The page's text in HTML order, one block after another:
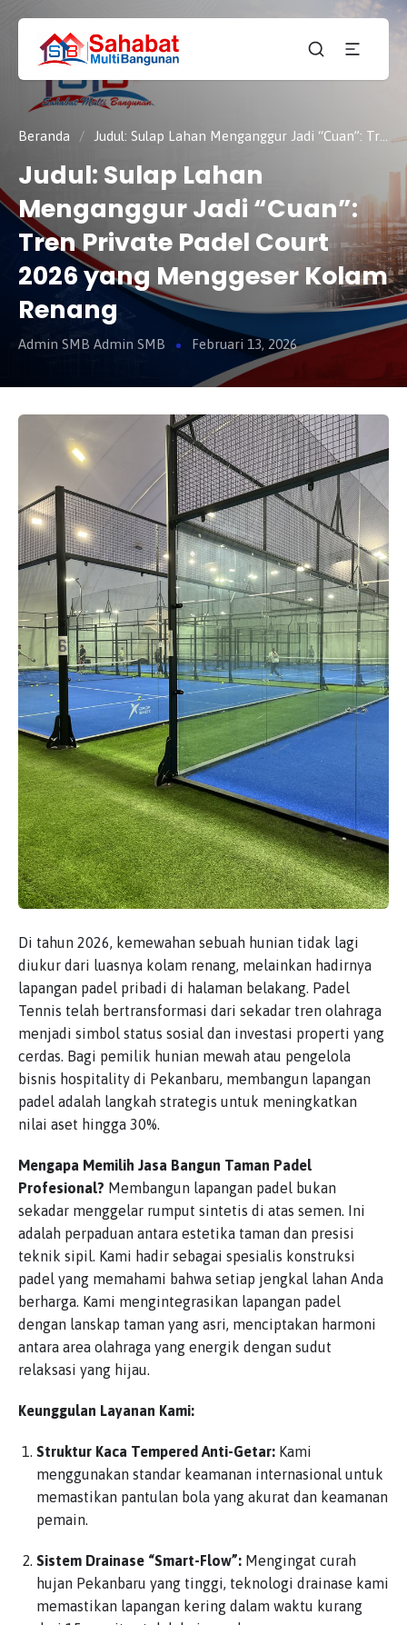
CV.
SAHABAT
MULTI
BANGUNAN
Sahabat
Pembangunan Anda
Beranda / Judul: Sulap Lahan Menganggur Jadi “Cuan”: Tren Private Padel Court 2026 yang Menggeser Kolam Renang
Judul: Sulap Lahan
Menganggur Jadi “Cuan”:
Tren Private Padel Court
2026 yang Menggeser Kolam
Renang
Admin SMB Admin SMB Februari 13, 2026
Di tahun 2026, kemewahan sebuah hunian tidak lagi
diukur dari luasnya kolam renang, melainkan hadirnya
lapangan padel pribadi di halaman belakang. Padel
Tennis telah bertransformasi dari sekadar tren olahraga
menjadi simbol status sosial dan investasi properti yang
cerdas. Bagi pemilik hunian mewah atau pengelola
bisnis hospitality di Pekanbaru, membangun lapangan
padel adalah langkah strategis untuk meningkatkan
nilai aset hingga 30%.
Mengapa Memilih Jasa Bangun Taman Padel
Profesional? Membangun lapangan padel bukan
sekadar menggelar rumput sintetis di atas semen. Ini
adalah perpaduan antara estetika taman dan presisi
teknik sipil. Kami hadir sebagai spesialis konstruksi
padel yang memahami bahwa setiap jengkal lahan Anda
berharga. Kami mengintegrasikan lapangan padel
dengan lanskap taman yang asri, menciptakan harmoni
antara area olahraga yang energik dengan sudut
relaksasi yang hijau.
Keunggulan Layanan Kami:
Struktur Kaca Tempered Anti-Getar: Kami
menggunakan standar keamanan internasional untuk
memastikan pantulan bola yang akurat dan keamanan
pemain.
Sistem Drainase “Smart-Flow”: Mengingat curah
hujan Pekanbaru yang tinggi, teknologi drainase kami
memastikan lapangan kering dalam waktu kurang